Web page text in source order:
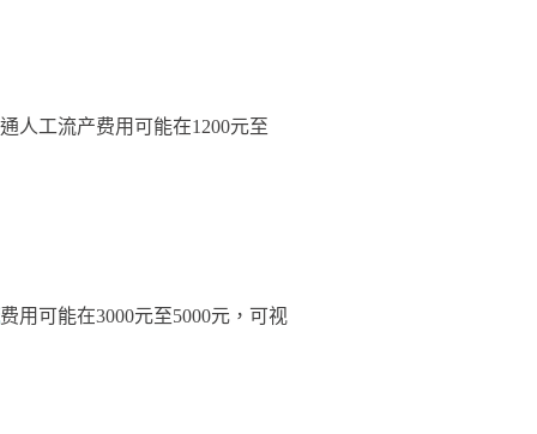
工流产费用可能在1200元至
费用可能在3000元至5000元，可视